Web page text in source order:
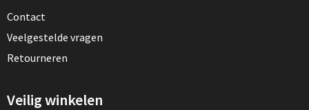
Contact
Veelgestelde vragen
Retourneren
Veilig winkelen